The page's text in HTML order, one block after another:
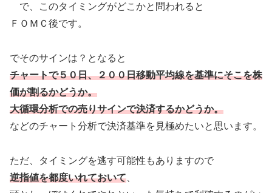
で、このタイミングがどこかと問われると
ＦＯＭＣ後です。
でそのサインは？となると
チャートで５０日、２００日移動平均線を基準にそこを株
価が割るかどうか。
大循環分析での売りサインで決済するかどうか。
などのチャート分析で決済基準を見極めたいと思います。
ただ、タイミングを逃す可能性もありますので
逆指値を都度いれておいて